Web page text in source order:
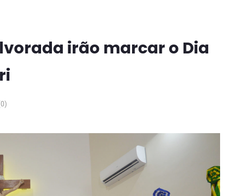
irão marcar o Dia